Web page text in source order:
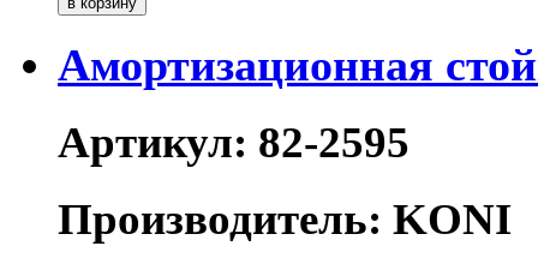
Амортизационная
Артикул: 82-2595
Производитель: KONI